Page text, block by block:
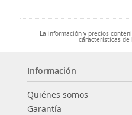
La información y precios
características de
Información
Quiénes somos
Garantía